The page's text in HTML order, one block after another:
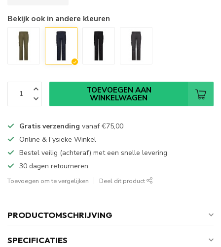
Bekijk ook in andere kleuren
TOEVOEGEN AAN
WINKELWAGEN
Gratis verzending vanaf€75,00
Online & Fysieke Winkel
Bestel veilig (achteraf) met een snelle levering
30 dagen retourneren
Toevoegen om te vergelijken Deel dit product
PRODUCTOMSCHRIJVING
SPECIFICATIES